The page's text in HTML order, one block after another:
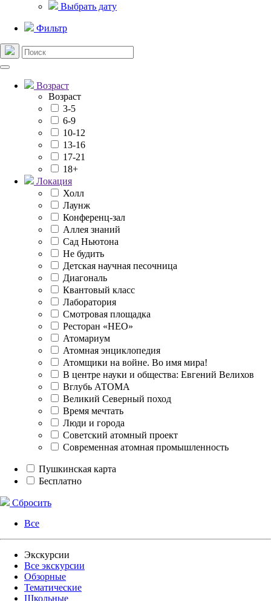
Выбрать дату
Фильтр
Возраст
Возраст
3-5
6-9
10-12
13-16
17-21
18+
Локация
Холл
Лаунж
Конференц-зал
Аллея знаний
Сад Ньютона
Не будить
Детская научная песочница
Диагональ
Квантовый класс
Лаборатория
Смотровая площадка
Ресторан «НЕО»
Атомариум
Атомная энциклопедия
Атомщики на войне. Во имя мира!
В центре науки и общества: Евгений Велихов
Вглубь АТОМА
Великий Северный поход
Время мечтать
Люди и города
Советский атомный проект
Современная атомная промышленность
Пушкинская карта
Бесплатно
Сбросить
Все
Экскурсии
Все экскурсии
Обзорные
Тематические
Школьные